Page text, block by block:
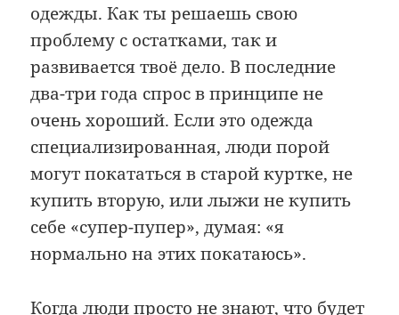
одежды. Как ты решаешь свою
проблему с остатками, так и
развивается твоё дело. В последние
два-три года спрос в принципе не
очень хороший. Если это одежда
специализированная, люди порой
могут покататься в старой куртке, не
купить вторую, или лыжи не купить
себе «супер-пупер», думая: «я
нормально на этих покатаюсь».
Когда люди просто не знают, что будет